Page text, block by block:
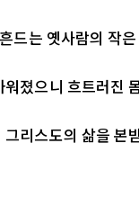
드는 옛사람의 작
졌으니 흐트러진
리스도의 삶을 본